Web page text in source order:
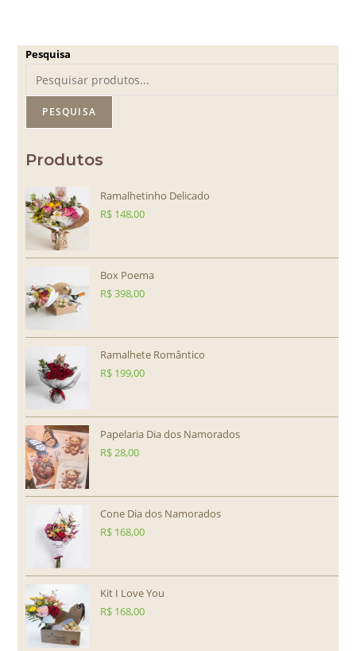
Pesquisa
PESQUISA
Produtos
Ramalhetinho Delicado
R$ 148,00
Box Poema
R$398,00
Ramalhete Romântico
R$ 199,00
Papelaria Dia dos Namorados
R$28,00
Cone Dia dos Namorados
R$ 168,00
Kit I Love You
R$ 168,00